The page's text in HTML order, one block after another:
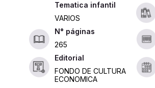
Tematica infantil
VARIOS
265
Editorial
FONDO DE CULTURA
ECONOMICA